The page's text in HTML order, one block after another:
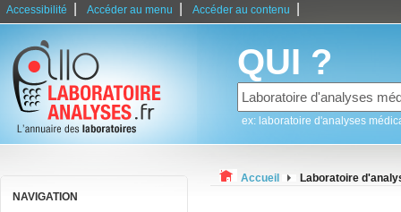
Accessibilité Accéder au menu Accéder au contenu
QUI ?
ex: laboratoire d'analyses
NAVIGATION
Accueil Laboratoire